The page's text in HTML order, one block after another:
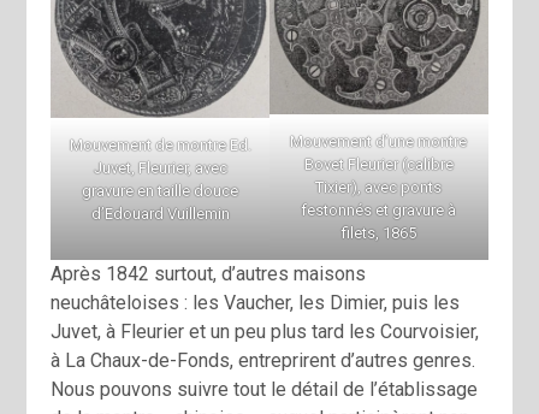
Mouvement de montre Ed.
Juvet, Fleurier, avec
gravure en taille douce
d’Edouard Vuillemin
Mouvement d’une montre
Bovet Fleurier (calibre
Tixier), avec ponts
festonnés et gravure à
filets, 1865
Après 1842 surtout, d’autres maisons
neuchâteloises : les Vaucher, les Dimier, puis les
Juvet, à Fleurier et un peu plus tard les Courvoisier,
à La Chaux-de-Fonds, entreprirent d’autres genres.
Nous pouvons suivre tout le détail de l’établissage